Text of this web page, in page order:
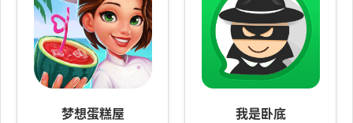
梦想蛋糕屋 我是卧底